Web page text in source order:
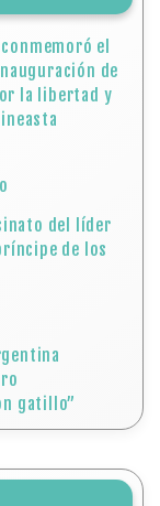
el
de
la libertad y
del líder
de los
gatillo”